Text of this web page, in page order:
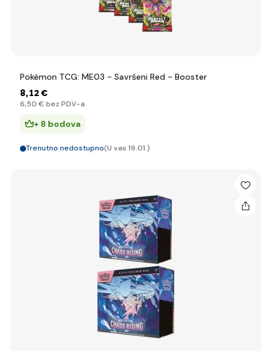
Pokémon TCG: ME03 - Savršeni Red - Booster
8,12 €
6,50 € bez PDV-a
+ 8 bodova
Trenutno nedostupno(U vas 19.01.)